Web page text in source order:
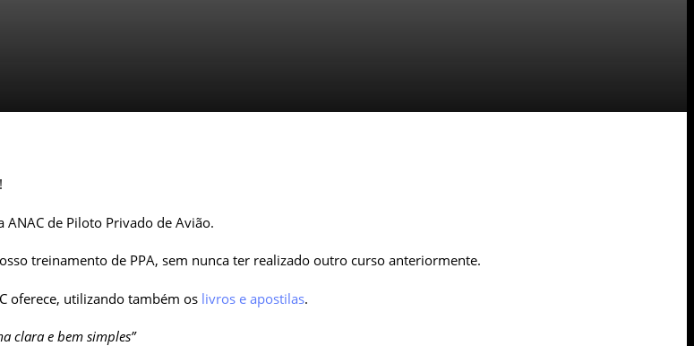
ANAC de Piloto Privado de Avião.
treinamento de PPA, sem nunca ter realizado outro curso anteriormente.
oferece, utilizando também os livros e apostilas.
clara e bem simples”